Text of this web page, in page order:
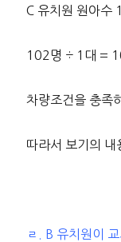
C 유치원 원아
102명 ÷ 1대 =
차량조건을 충족
따라서 보기의 내
ㄹ. B 유치원이